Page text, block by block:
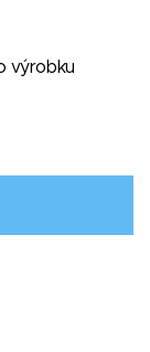
výrobku